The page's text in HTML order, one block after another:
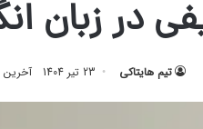
زبان
تیم هایتاکی 23 تیر 1404 آخرین